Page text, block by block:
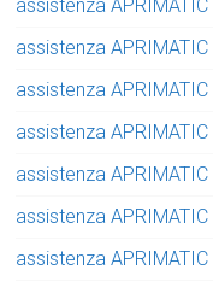
assistenza
assistenza
assistenza
assistenza
assistenza
assistenza
assistenza